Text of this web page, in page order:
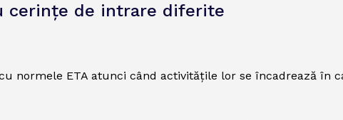
cerințe de intrare diferite
normele ETA atunci când activitățile lor se încadrează în